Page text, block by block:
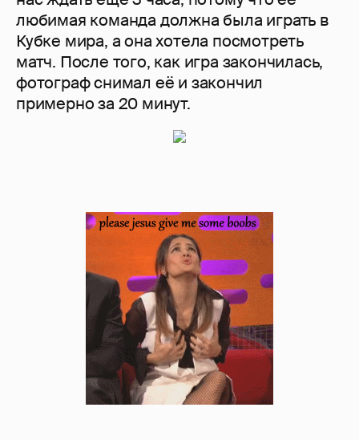
любимая команда должна была играть в
Кубке мира, а она хотела посмотреть
матч. После того, как игра закончилась,
фотограф снимал её и закончил
примерно за 20 минут.